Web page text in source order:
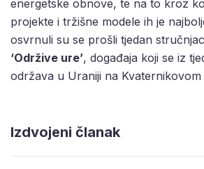
energetske obnove, te na to kroz
projekte i tržišne modele ih je
osvrnuli su se prošli tjedan
‘Održive ure’, događaja koji se iz
održava u Uraniji na Kvaternikovom
Izdvojeni članak